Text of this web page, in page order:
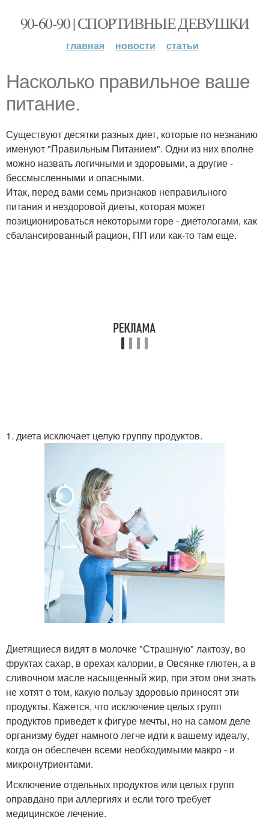
90-60-90 | СПОРТИВНЫЕ ДЕВУШКИ
главная новости статьи
Насколько правильное ваше
питание.
Существуют десятки разных диет, которые по незнанию
именуют "Правильным Питанием". Одни из них вполне
можно назвать логичными и здоровыми, а другие -
бессмысленными и опасными.
Итак, перед вами семь признаков неправильного
питания и нездоровой диеты, которая может
позиционироваться некоторыми горе - диетологами, как
сбалансированный рацион, ПП или как-то там еще.
1. диета исключает целую группу продуктов.
Диетящиеся видят в молочке "Страшную" лактозу, во
фруктах сахар, в орехах калории, в Овсянке глютен, а в
сливочном масле насыщенный жир, при этом они знать
не хотят о том, какую пользу здоровью приносят эти
продукты. Кажется, что исключение целых групп
продуктов приведет к фигуре мечты, но на самом деле
организму будет намного легче идти к вашему идеалу,
когда он обеспечен всеми необходимыми макро - и
микронутриентами.
Исключение отдельных продуктов или целых групп
оправдано при аллергиях и если того требует
медицинское лечение.